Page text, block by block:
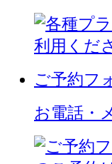
ご予約フ
お電話・